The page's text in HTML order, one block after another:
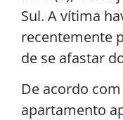
Sul. A vítima
recentemente
de se afastar
De acordo
apartamento